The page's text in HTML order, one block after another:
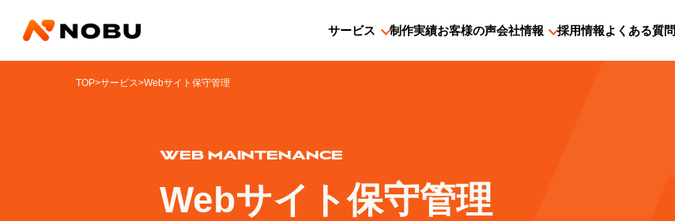
サービス 制作実績お客様の声会社情報 採用情報よくある質問
TOP>サービス>Webサイト保守管理
WEB MAINTENANCE
Webサイト保守管理